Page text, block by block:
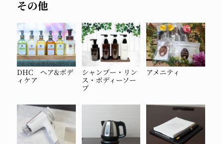
その他
DHC ヘア&ボデ
ィケア
シャンプー・リン
ス・ボディーソー
プ
アメニティ